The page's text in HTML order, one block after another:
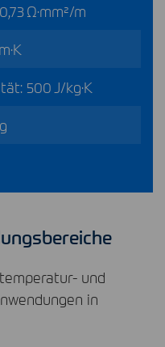
Ω·mm²/m
500 J/kg·K
und
in